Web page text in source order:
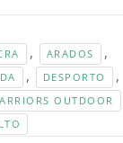
, ARADOS ,
, DESPORTO ,
OUTDOOR